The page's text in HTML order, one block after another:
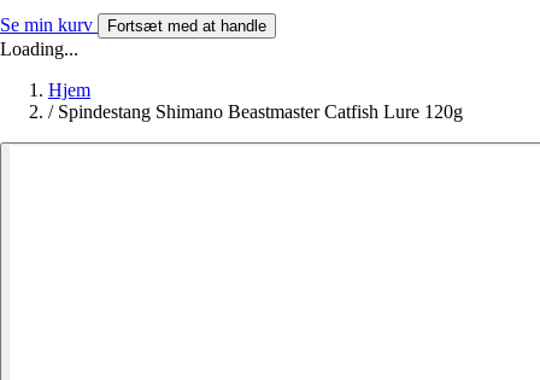
Se min kurv Fortsæt med at handle
Loading...
Hjem
/ Spindestang Shimano Beastmaster Catfish Lure 120g